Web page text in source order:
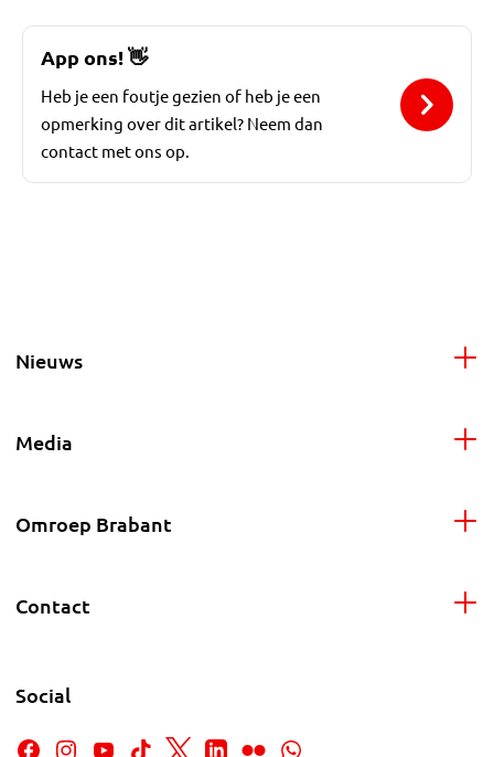
App ons!👋
Heb je een foutje gezien of heb je een
opmerking over dit artikel? Neem dan
contact met ons op.
Nieuws
Media
Omroep Brabant
Contact
Social